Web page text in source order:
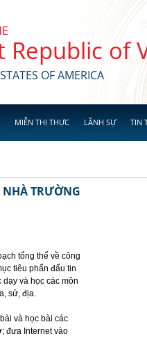
Republic of
OF AMERICA
MIỄN THỊ THỰC LÃNH SỰ TIN
NHÀ TRƯỜNG
tổng thể về công
tiêu phấn đấu tin
và học các môn
sử, địa.
và học bài các
đưa Internet vào